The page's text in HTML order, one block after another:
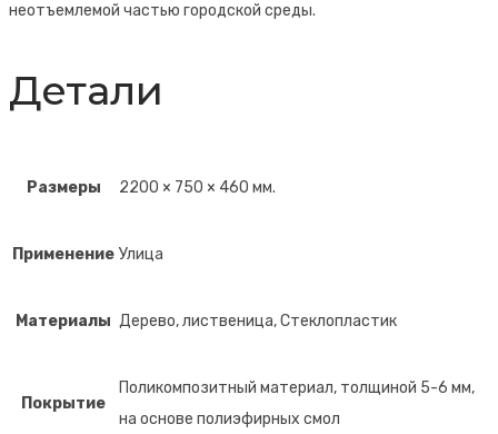
неотъемлемой частью городской среды.
Детали
Размеры 2200 × 750 × 460 мм.
Применение Улица
Материалы Дерево, лиственица, Стеклопластик
Покрытие
Поликомпозитный материал, толщиной 5-6 мм,
на основе полиэфирных смол